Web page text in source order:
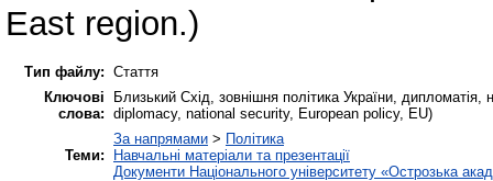
East region.)
Тип файлу: Стаття
Ключові
слова:
Близький Схід, зовнішня політика України,
diplomacy, national security, European policy, EU)
Теми:
За напрямами > Політика
Навчальні матеріали та презентації
Документи Національного університету «Острозька